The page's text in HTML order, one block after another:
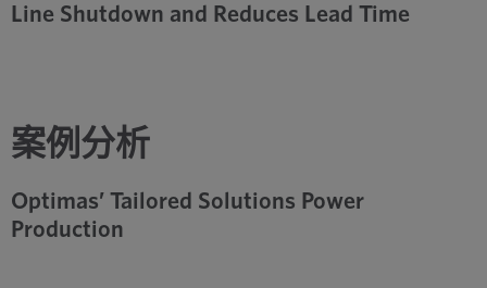
Line Shutdown and Reduces Lead Time
案例分析
Optimas’ Tailored Solutions Power
Production